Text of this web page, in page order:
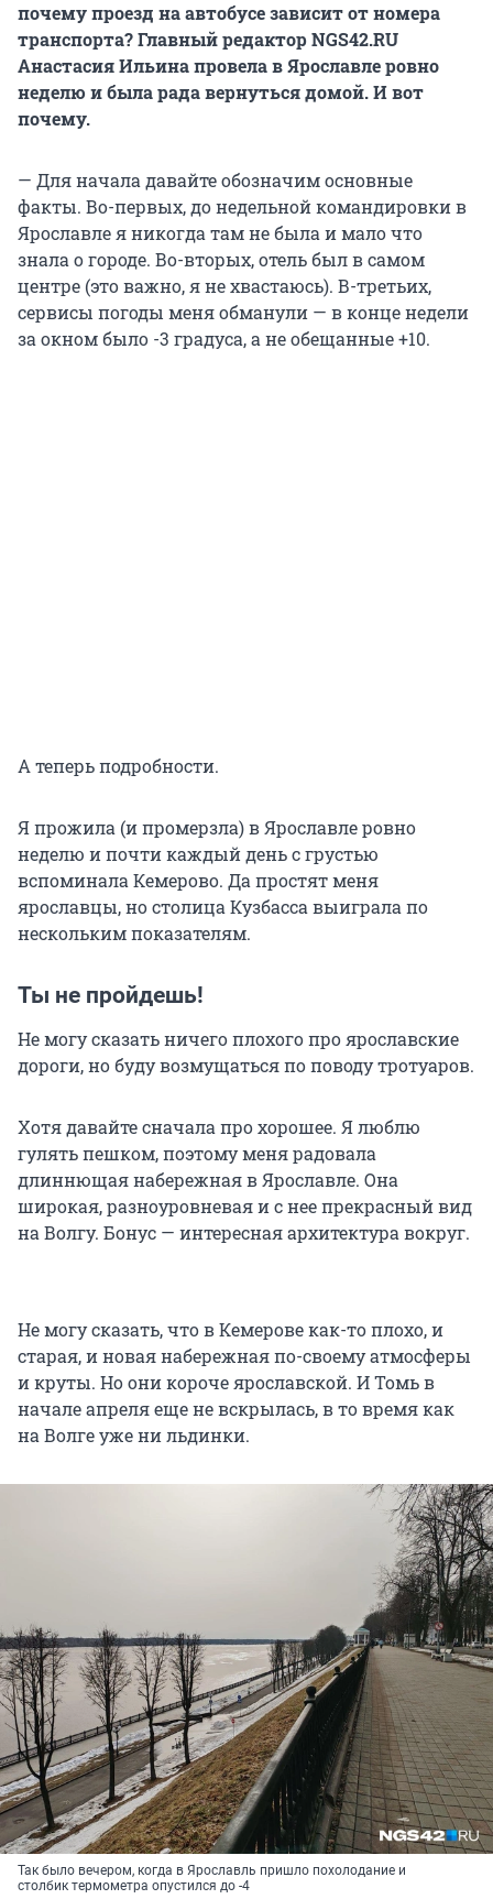
почему проезд на автобусе зависит от номера
транспорта? Главный редактор NGS42.RU
Анастасия Ильина провела в Ярославле ровно
неделю и была рада вернуться домой. И вот
почему.
— Для начала давайте обозначим основные
факты. Во-первых, до недельной командировки в
Ярославле я никогда там не была и мало что
знала о городе. Во-вторых, отель был в самом
центре (это важно, я не хвастаюсь). В-третьих,
сервисы погоды меня обманули — в конце недели
за окном было -3 градуса, а не обещанные +10.
А теперь подробности.
Я прожила (и промерзла) в Ярославле ровно
неделю и почти каждый день с грустью
вспоминала Кемерово. Да простят меня
ярославцы, но столица Кузбасса выиграла по
нескольким показателям.
Ты не пройдешь!
Не могу сказать ничего плохого про ярославские
дороги, но буду возмущаться по поводу тротуаров.
Хотя давайте сначала про хорошее. Я люблю
гулять пешком, поэтому меня радовала
длиннющая набережная в Ярославле. Она
широкая, разноуровневая и с нее прекрасный вид
на Волгу. Бонус — интересная архитектура вокруг.
Не могу сказать, что в Кемерове как-то плохо, и
старая, и новая набережная по-своему атмосферы
и круты. Но они короче ярославской. И Томь в
начале апреля еще не вскрылась, в то время как
на Волге уже ни льдинки.
Так было вечером, когда в Ярославль пришло похолодание и
столбик термометра опустился до -4